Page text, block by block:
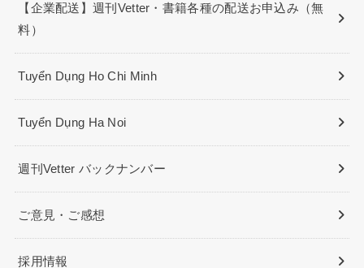
【企業配送】週刊Vetter・書籍各種の配送お申込み（無
料）
Tuyển Dụng Ho Chi Minh
Tuyển Dụng Ha Noi
週刊Vetter バックナンバー
ご意見・ご感想
採用情報